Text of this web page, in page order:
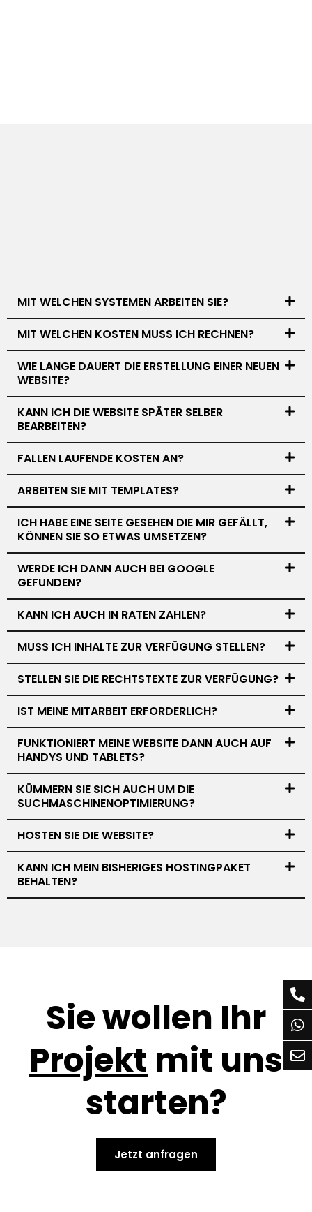
MIT WELCHEN SYSTEMEN ARBEITEN SIE?
MIT WELCHEN KOSTEN MUSS ICH RECHNEN?
WIE LANGE DAUERT DIE ERSTELLUNG EINER NEUEN
WEBSITE?
KANN ICH DIE WEBSITE SPÄTER SELBER
BEARBEITEN?
FALLEN LAUFENDE KOSTEN AN?
ARBEITEN SIE MIT TEMPLATES?
ICH HABE EINE SEITE GESEHEN DIE MIR GEFÄLLT,
KÖNNEN SIE SO ETWAS UMSETZEN?
WERDE ICH DANN AUCH BEI GOOGLE
GEFUNDEN?
KANN ICH AUCH IN RATEN ZAHLEN?
MUSS ICH INHALTE ZUR VERFÜGUNG STELLEN?
STELLEN SIE DIE RECHTSTEXTE ZUR VERFÜGUNG?
IST MEINE MITARBEIT ERFORDERLICH?
FUNKTIONIERT MEINE WEBSITE DANN AUCH AUF
HANDYS UND TABLETS?
KÜMMERN SIE SICH AUCH UM DIE
SUCHMASCHINENOPTIMIERUNG?
HOSTEN SIE DIE WEBSITE?
KANN ICH MEIN BISHERIGES HOSTINGPAKET
BEHALTEN?
Sie wollen Ihr
Projekt mit uns
starten?
Jetzt anfragen